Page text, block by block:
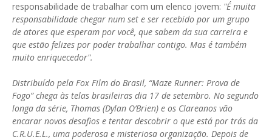
responsabilidade de trabalhar com um elenco jovem: "É muita
responsabilidade chegar num set e ser recebido por um grupo
de atores que esperam por você, que sabem da sua carreira e
que estão felizes por poder trabalhar contigo. Mas é também
muito enriquecedor".
Distribuído pela Fox Film do Brasil, “Maze Runner: Prova de
Fogo” chega às telas brasileiras dia 17 de setembro. No segundo
longa da série, Thomas (Dylan O’Brien) e os Clareanos vão
encarar novos desafios e tentar descobrir o que está por trás da
C.R.U.E.L., uma poderosa e misteriosa organização. Depois de